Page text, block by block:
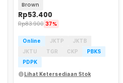
Brown
Rp53.400
Rp83.900 37%
Online JKTP
JKTB
JKTU
TGR CKP
PBKS
PDPK
Lihat Ketersediaan Stok